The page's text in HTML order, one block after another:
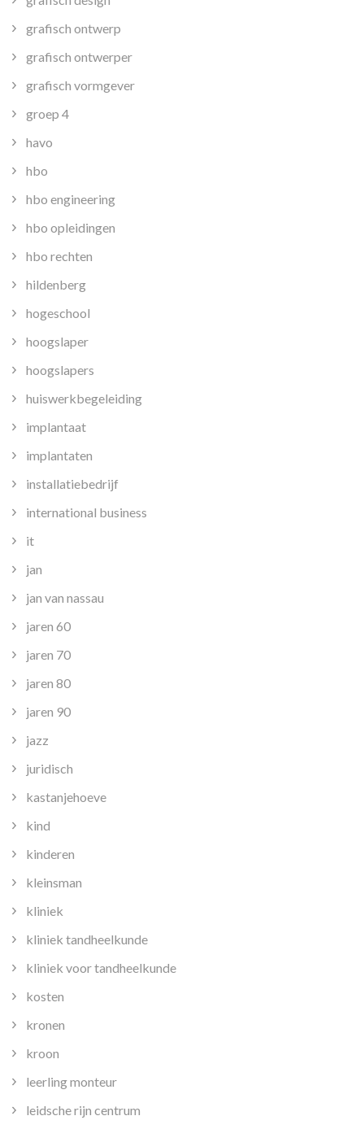
grafisch ontwerp
grafisch ontwerper
grafisch vormgever
groep 4
havo
hbo
hbo engineering
hbo opleidingen
hbo rechten
hildenberg
hogeschool
hoogslaper
hoogslapers
huiswerkbegeleiding
implantaat
implantaten
installatiebedrijf
international business
it
jan
jan van nassau
jaren 60
jaren 70
jaren 80
jaren 90
jazz
juridisch
kastanjehoeve
kind
kinderen
kleinsman
kliniek
kliniek tandheelkunde
kliniek voor tandheelkunde
kosten
kronen
kroon
leerling monteur
leidsche rijn centrum